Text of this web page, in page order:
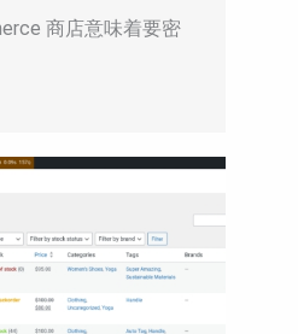
商店意味着要密